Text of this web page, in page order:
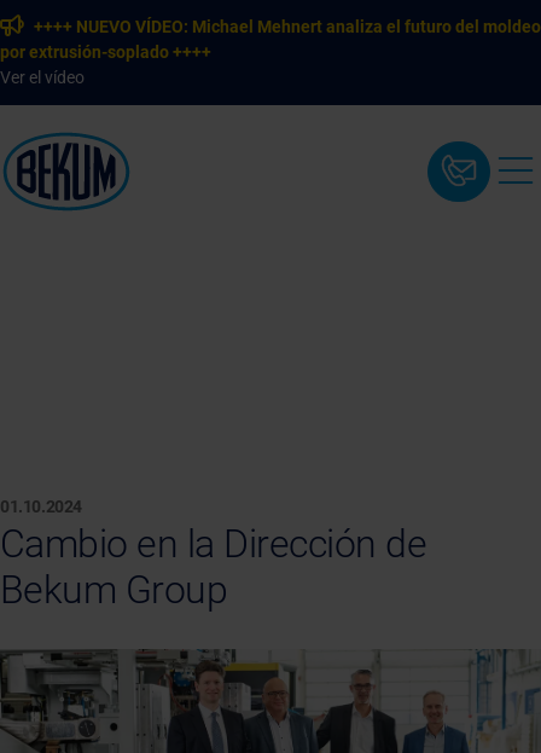
++++ NUEVO VÍDEO: Michael Mehnert analiza el futuro del moldeo
por extrusión-soplado ++++
Ver el vídeo
01.10.2024
Cambio en la Dirección de
Bekum Group